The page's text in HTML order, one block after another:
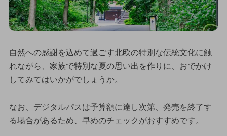
自然への感謝を込めて過ごす北欧の特別な伝統文化に触
れながら、家族で特別な夏の思い出を作りに、おでかけ
してみてはいかがでしょうか。
なお、デジタルパスは予算額に達し次第、発売を終了す
る場合があるため、早めのチェックがおすすめです。